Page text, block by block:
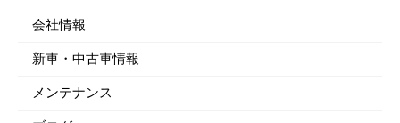
会社情報
新車・中古車情報
メンテナンス